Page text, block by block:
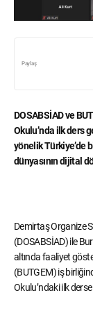
Paylaş
DOSABSİAD ve
Okulu’nda ilk ders
yönelik Türkiye’de
dünyasının dijital
Demirtaş Organize
(DOSABSİAD) ile
altında faaliyet
(BUTGEM) iş
Okulu’ndaki ilk